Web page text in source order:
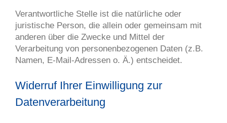
Verantwortliche Stelle ist die natürliche oder
juristische Person, die allein oder gemeinsam mit
anderen über die Zwecke und Mittel der
Verarbeitung von personenbezogenen Daten (z.B.
Namen, E-Mail-Adressen o. Ä.) entscheidet.
Widerruf Ihrer Einwilligung zur
Datenverarbeitung